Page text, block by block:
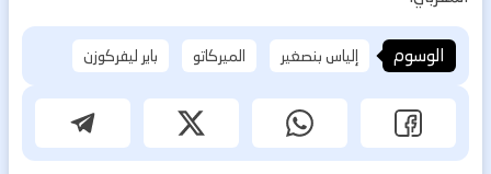
الوسوم إلياس بنصغير الميركاتو باير ليفركوزن